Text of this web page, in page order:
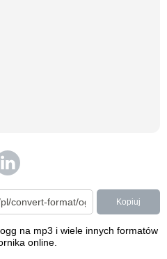
Kopiuj
na mp3 i wiele innych formatów
online.